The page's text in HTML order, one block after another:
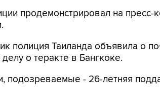
продемонстрировал на пресс-
полиция Таиланда объявила о
о теракте в Бангкоке.
подозреваемые - 26-летняя